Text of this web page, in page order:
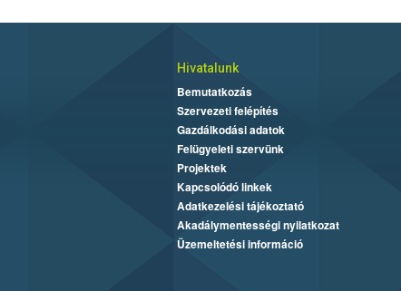
Hivatalunk
Bemutatkozás
Szervezeti felépítés
Gazdálkodási adatok
Felügyeleti szervünk
Projektek
Kapcsolódó linkek
Adatkezelési tájékoztató
Akadálymentességi nyilatkozat
Üzemeltetési információ